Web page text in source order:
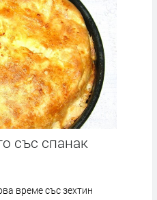
със спанак
време със зехтин